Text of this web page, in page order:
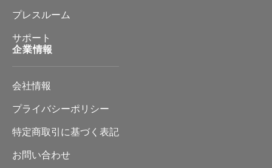
プレスルーム
サポート
企業情報
会社情報
プライバシーポリシー
特定商取引に基づく表記
お問い合わせ